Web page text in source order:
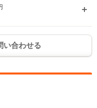
い合わせる